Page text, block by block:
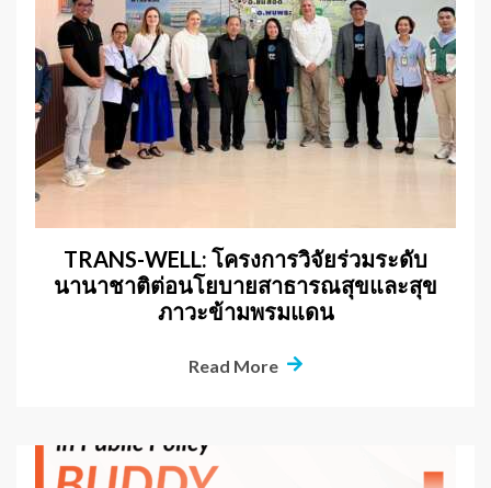
TRANS-WELL: โครงการวิจัยร่วมระดับ
นานาชาติต่อนโยบายสาธารณสุขและสุข
ภาวะข้ามพรมแดน
Read More